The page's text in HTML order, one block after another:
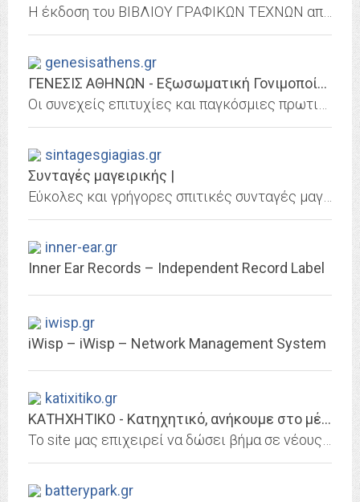
genesisathens.gr
ΓΕΝΕΣΙΣ ΑΘΗΝΩΝ - Εξωσωματική Γονιμοποίηση
sintagesgiagias.gr
Συνταγές μαγειρικής |
inner-ear.gr
Inner Ear Records – Independent Record Label
iwisp.gr
iWisp – iWisp – Network Management System
katixitiko.gr
ΚΑΤΗΧΗΤΙΚΟ - Κατηχητικό, ανήκουμε στο μέλλον
batterypark.gr